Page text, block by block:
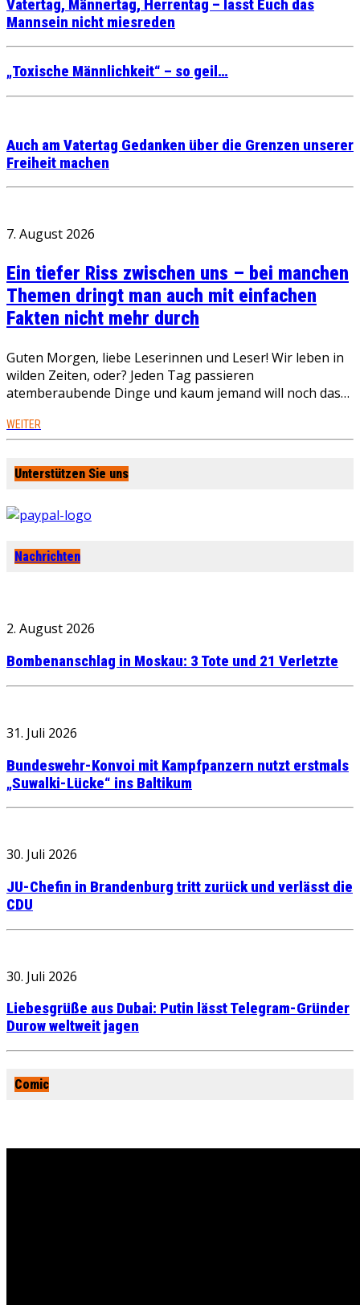
Vatertag, Männertag, Herrentag – lasst Euch das
Mannsein nicht miesreden
„Toxische Männlichkeit“ – so geil…
Auch am Vatertag Gedanken über die Grenzen unserer
Freiheit machen
7. August 2026
Ein tiefer Riss zwischen uns – bei manchen
Themen dringt man auch mit einfachen
Fakten nicht mehr durch
Guten Morgen, liebe Leserinnen und Leser! Wir leben in
wilden Zeiten, oder? Jeden Tag passieren
atemberaubende Dinge und kaum jemand will noch das…
WEITER
Unterstützen Sie uns
Nachrichten
2. August 2026
Bombenanschlag in Moskau: 3 Tote und 21 Verletzte
31. Juli 2026
Bundeswehr-Konvoi mit Kampfpanzern nutzt erstmals
„Suwalki-Lücke“ ins Baltikum
30. Juli 2026
JU-Chefin in Brandenburg tritt zurück und verlässt die
CDU
30. Juli 2026
Liebesgrüße aus Dubai: Putin lässt Telegram-Gründer
Durow weltweit jagen
Comic